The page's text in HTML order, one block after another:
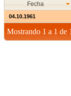
Fecha
04.10.1961
Mostrando 1 a 1 de